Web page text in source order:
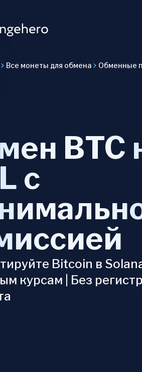
Все монеты для обмена Обменные
BTC
с
Bitcoin в
курсам | Без